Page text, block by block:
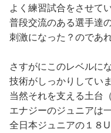
よく練習試合をさせて
普段交流のある選手達
刺激になった？のであ
さすがにこのレベルに
技術がしっかりしていま
当然それを支える土台
エナジーのジュニアは
全日本ジュニアの１８